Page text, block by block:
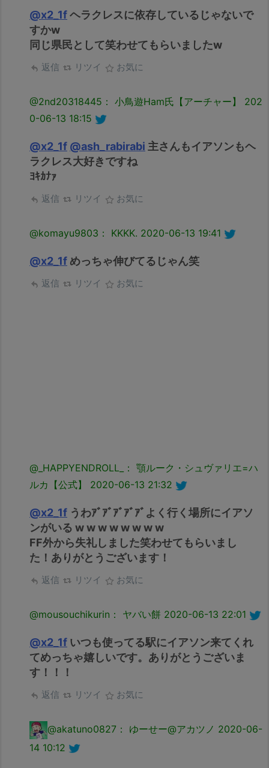
@x2_1fヘラクレスに依存しているじゃないで
すかw
同じ県民として笑わせてもらいましたw
返信 リツイ お気に
@2nd20318445： 小鳥遊Ham氏【アーチャー】
202
0-06-13 18:15
@x2_1f @ash_rabirabi 主さんもイアソンもヘ
ラクレス大好きですね
ﾖｷｶﾅｧ
返信 リツイ お気に
@komayu9803： KKKK. 2020-06-13 19:41
@x2_1f めっちゃ伸びてるじゃん笑
返信 リツイ お気に
@_HAPPYENDROLL_： 顎ルーク・シュヴァリエ=ハ
ルカ【公式】
2020-06-13 21:32
@x2_1f うわｱﾞｱﾞｱﾞｱﾞｱﾞよく行く場所にイアソ
ンがいる w w w w w w w w
FF外から失礼しました笑わせてもらいまし
た！ありがとうございます！
返信 リツイ お気に
@mousouchikurin： ヤバい餅 2020-06-13 22:01
@x2_1f いつも使ってる駅にイアソン来てくれ
てめっちゃ嬉しいです。ありがとうございま
す！！！
返信 リツイ お気に
@akatuno0827： ゆーせー@アカツノ 2020-06-
14 10:12